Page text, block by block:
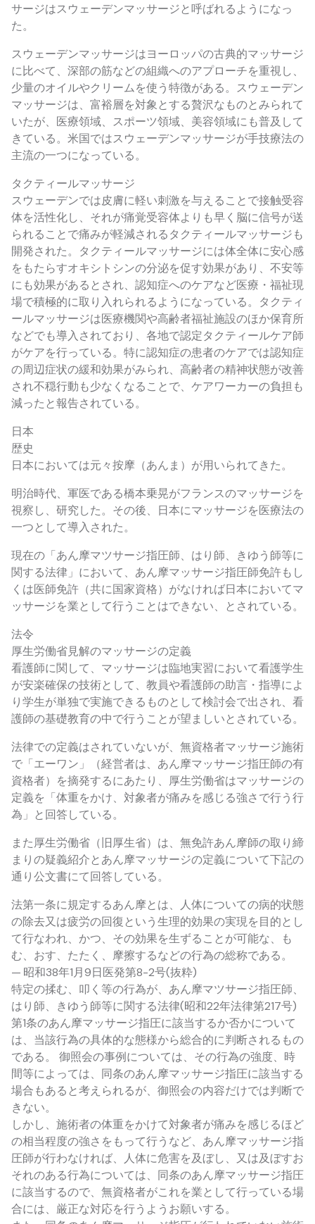
サージはスウェーデンマッサージと呼ばれるようになっ
た。
スウェーデンマッサージはヨーロッパの古典的マッサージ
に比べて、深部の筋などの組織へのアプローチを重視し、
少量のオイルやクリームを使う特徴がある。スウェーデン
マッサージは、富裕層を対象とする贅沢なものとみられて
いたが、医療領域、スポーツ領域、美容領域にも普及して
きている。米国ではスウェーデンマッサージが手技療法の
主流の一つになっている。
タクティールマッサージ
スウェーデンでは皮膚に軽い刺激を与えることで接触受容
体を活性化し、それが痛覚受容体よりも早く脳に信号が送
られることで痛みが軽減されるタクティールマッサージも
開発された。タクティールマッサージには体全体に安心感
をもたらすオキシトシンの分泌を促す効果があり、不安等
にも効果があるとされ、認知症へのケアなど医療・福祉現
場で積極的に取り入れられるようになっている。タクティ
ールマッサージは医療機関や高齢者福祉施設のほか保育所
などでも導入されており、各地で認定タクティールケア師
がケアを行っている。特に認知症の患者のケアでは認知症
の周辺症状の緩和効果がみられ、高齢者の精神状態が改善
され不穏行動も少なくなることで、ケアワーカーの負担も
減ったと報告されている。
日本
歴史
日本においては元々按摩（あんま）が用いられてきた。
明治時代、軍医である橋本乗晃がフランスのマッサージを
視察し、研究した。その後、日本にマッサージを医療法の
一つとして導入された。
現在の「あん摩マツサージ指圧師、はり師、きゆう師等に
関する法律」において、あん摩マッサージ指圧師免許もし
くは医師免許（共に国家資格）がなければ日本においてマ
ッサージを業として行うことはできない、とされている。
法令
厚生労働省見解のマッサージの定義
看護師に関して、マッサージは臨地実習において看護学生
が安楽確保の技術として、教員や看護師の助言・指導によ
り学生が単独で実施できるものとして検討会で出され、看
護師の基礎教育の中で行うことが望ましいとされている。
法律での定義はされていないが、無資格者マッサージ施術
で「エーワン」（経営者は、あん摩マッサージ指圧師の有
資格者）を摘発するにあたり、厚生労働省はマッサージの
定義を「体重をかけ、対象者が痛みを感じる強さで行う行
為」と回答している。
また厚生労働省（旧厚生省）は、無免許あん摩師の取り締
まりの疑義紹介とあん摩マッサージの定義について下記の
通り公文書にて回答している。
法第一条に規定するあん摩とは、人体についての病的状態
の除去又は疲労の回復という生理的効果の実現を目的とし
て行なわれ、かつ、その効果を生ずることが可能な、も
む、おす、たたく、摩擦するなどの行為の総称である。
— 昭和38年1月9日医発第8-2号(抜粋)
特定の揉む、叩く等の行為が、あん摩マツサージ指圧師、
はり師、きゆう師等に関する法律(昭和22年法律第217号)
第1条のあん摩マッサージ指圧に該当するか否かについて
は、当該行為の具体的な態様から総合的に判断されるもの
である。 御照会の事例については、その行為の強度、時
間等によっては、同条のあん摩マッサージ指圧に該当する
場合もあると考えられるが、御照会の内容だけでは判断で
きない。
しかし、施術者の体重をかけて対象者が痛みを感じるほど
の相当程度の強さをもって行うなど、あん摩マッサージ指
圧師が行わなければ、人体に危害を及ぼし、又は及ぼすお
それのある行為については、同条のあん摩マッサージ指圧
に該当するので、無資格者がこれを業として行っている場
合には、厳正な対応を行うようお願いする。